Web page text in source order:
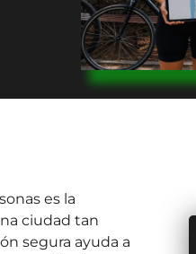
es la
ciudad tan
segura ayuda a